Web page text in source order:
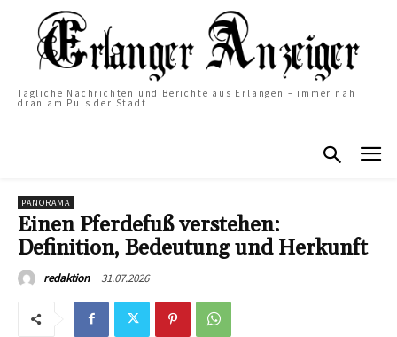
Tägliche Nachrichten und Berichte aus Erlangen – immer nah
dran am Puls der Stadt
PANORAMA
Einen Pferdefuß verstehen:
Definition, Bedeutung und Herkunft
redaktion 31.07.2026